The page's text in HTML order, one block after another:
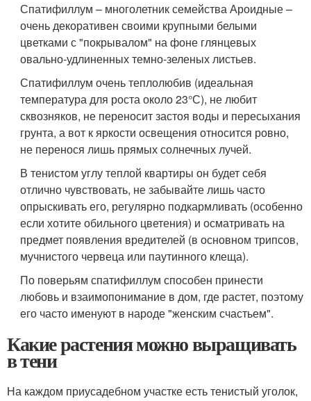
Спатифиллум – многолетник семейства Ароидные –
очень декоративен своими крупными белыми
цветками с "покрывалом" на фоне глянцевых
овально-удлиненных темно-зеленых листьев.
Спатифиллум очень теплолюбив (идеальная
температура для роста около 23°С), не любит
сквозняков, не переносит застоя воды и пересыхания
грунта, а вот к яркости освещения относится ровно,
не перенося лишь прямых солнечных лучей.
В тенистом углу теплой квартиры он будет себя
отлично чувствовать, не забывайте лишь часто
опрыскивать его, регулярно подкармливать (особенно
если хотите обильного цветения) и осматривать на
предмет появления вредителей (в основном трипсов,
мучнистого червеца или паутинного клеща).
По поверьям спатифиллум способен принести
любовь и взаимопонимание в дом, где растет, поэтому
его часто именуют в народе "женским счастьем".
Какие растения можно выращивать
в тени
На каждом приусадебном участке есть тенистый уголок,